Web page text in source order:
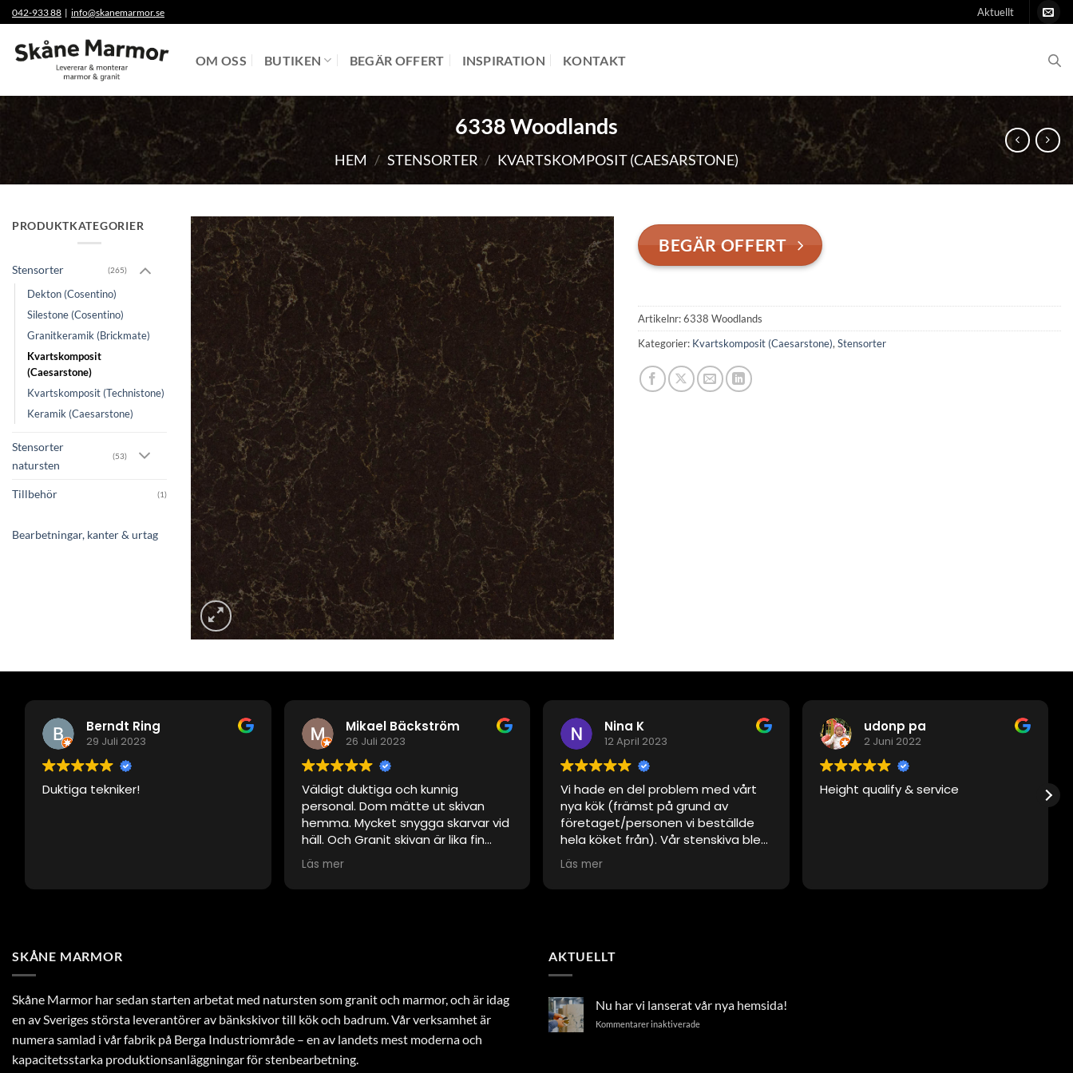
Skip
to
content
042-933 88 | info@skanemarmor.se Aktuellt
OM OSS BUTIKEN BEGÄR OFFERT INSPIRATION KONTAKT
6338 Woodlands
HEM / STENSORTER / KVARTSKOMPOSIT (CAESARSTONE)
PRODUKTKATEGORIER
Stensorter (265)
Dekton (Cosentino)
Silestone (Cosentino)
Granitkeramik (Brickmate)
Kvartskomposit
(Caesarstone)
Kvartskomposit (Technistone)
Keramik (Caesarstone)
Stensorter
natursten
(53)
Tillbehör (1)
Bearbetningar, kanter & urtag
BEGÄR OFFERT
Artikelnr:6338 Woodlands
Kategorier: Kvartskomposit (Caesarstone),Stensorter
Berndt Ring
29 Juli 2023
Duktiga tekniker!
Mikael Bäckström
26 Juli 2023
Väldigt duktiga och kunnig
personal. Dom mätte ut skivan
hemma. Mycket snygga skarvar vid
häll. Och Granit skivan är lika fin
som när den var nyinlagd.
Läs mer
Nina K
12 April 2023
Vi hade en del problem med vårt
nya kök (främst på grund av
företaget/personen vi beställde
hela köket från). Vår stenskiva blev
inte helt rätt måttmässigt, men
Skåne Marmor kom tillbaka vid
några tillfällen och löste det. De var
dem direkt istället för att gå via
tredje part.
Läs mer
udonp pa
2 Juni 2022
Height qualify & service
SKÅNE MARMOR
Skåne Marmor har sedan starten arbetat med natursten som granit och marmor, och är idag
en av Sveriges största leverantörer av bänkskivor till kök och badrum. Vår verksamhet är
numera samlad i vår fabrik på Berga Industriområde – en av landets mest moderna och
kapacitetsstarka produktionsanläggningar för stenbearbetning.
AKTUELLT
Nu har vi lanserat vår nya hemsida!
Kommentarer inaktiveradeför